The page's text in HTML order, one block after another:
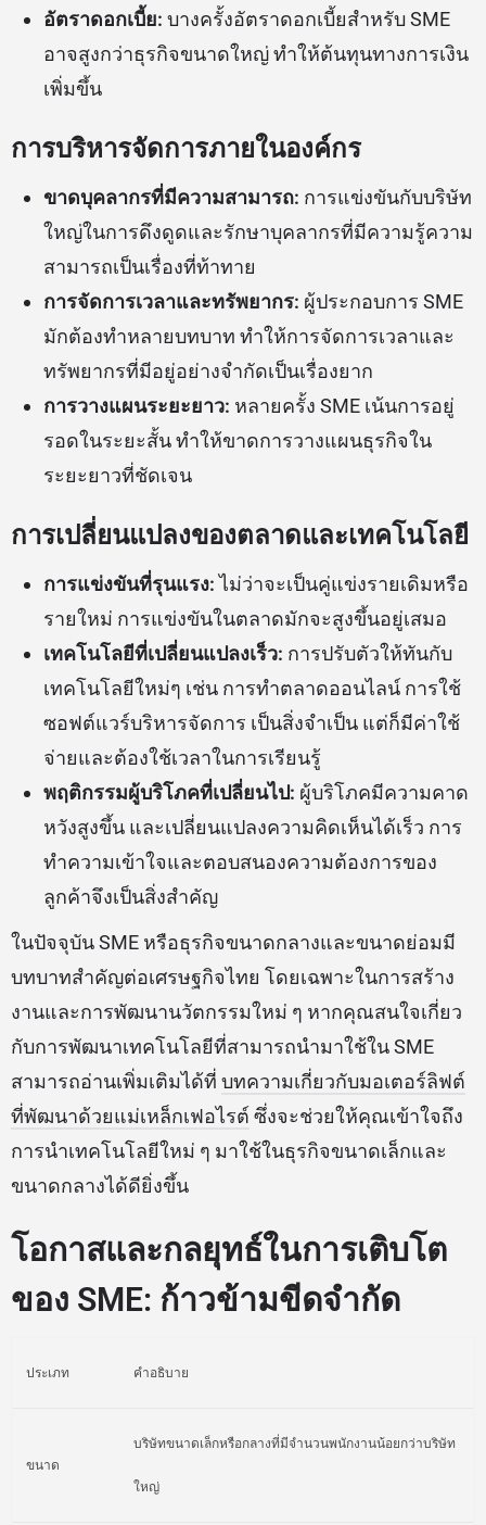
อัตราดอกเบี้ย: บางครั้งอัตราดอกเบี้ยสำหรับ SME
อาจสูงกว่าธุรกิจขนาดใหญ่ ทำให้ต้นทุนทางการเงิน
เพิ่มขึ้น
การบริหารจัดการภายในองค์กร
ขาดบุคลากรที่มีความสามารถ: การแข่งขันกับบริษัท
ใหญ่ในการดึงดูดและรักษาบุคลากรที่มีความรู้ความ
สามารถเป็นเรื่องที่ท้าทาย
การจัดการเวลาและทรัพยากร: ผู้ประกอบการ SME
มักต้องทำหลายบทบาท ทำให้การจัดการเวลาและ
ทรัพยากรที่มีอยู่อย่างจำกัดเป็นเรื่องยาก
การวางแผนระยะยาว: หลายครั้ง SME เน้นการอยู่
รอดในระยะสั้น ทำให้ขาดการวางแผนธุรกิจใน
ระยะยาวที่ชัดเจน
การเปลี่ยนแปลงของตลาดและเทคโนโลยี
การแข่งขันที่รุนแรง:ไม่ว่าจะเป็นคู่แข่งรายเดิมหรือ
รายใหม่ การแข่งขันในตลาดมักจะสูงขึ้นอยู่เสมอ
เทคโนโลยีที่เปลี่ยนแปลงเร็ว: การปรับตัวให้ทันกับ
เทคโนโลยีใหม่ๆ เช่น การทำตลาดออนไลน์ การใช้
ซอฟต์แวร์บริหารจัดการ เป็นสิ่งจำเป็น แต่ก็มีค่าใช้
จ่ายและต้องใช้เวลาในการเรียนรู้
พฤติกรรมผู้บริโภคที่เปลี่ยนไป: ผู้บริโภคมีความคาด
หวังสูงขึ้น และเปลี่ยนแปลงความคิดเห็นได้เร็ว การ
ทำความเข้าใจและตอบสนองความต้องการของ
ลูกค้าจึงเป็นสิ่งสำคัญ
ในปัจจุบัน SME หรือธุรกิจขนาดกลางและขนาดย่อมมี
บทบาทสำคัญต่อเศรษฐกิจไทย โดยเฉพาะในการสร้าง
งานและการพัฒนานวัตกรรมใหม่ ๆ หากคุณสนใจเกี่ยว
กับการพัฒนาเทคโนโลยีที่สามารถนำมาใช้ใน SME
สามารถอ่านเพิ่มเติมได้ที่ บทความเกี่ยวกับมอเตอร์ลิฟต์
ที่พัฒนาด้วยแม่เหล็กเฟอไรต์ ซึ่งจะช่วยให้คุณเข้าใจถึง
การนำเทคโนโลยีใหม่ ๆ มาใช้ในธุรกิจขนาดเล็กและ
ขนาดกลางได้ดียิ่งขึ้น
โอกาสและกลยุทธ์ในการเติบโต
ของ SME: ก้าวข้ามขีดจำกัด
ประเภท คำอธิบาย
ขนาด
บริษัทขนาดเล็กหรือกลางที่มีจำนวนพนักงานน้อยกว่าบริษัท
ใหญ่